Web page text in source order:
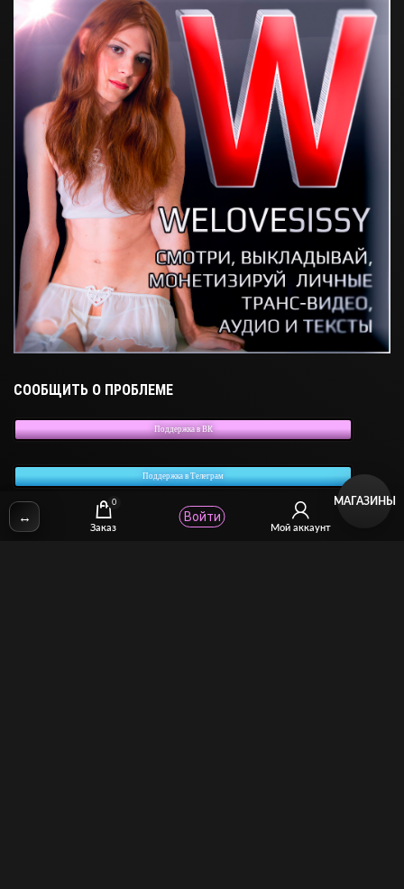
СООБЩИТЬ О ПРОБЛЕМЕ
Поддержка в ВК
Поддержка в Телеграм
✉Email: stcomhelp@gmail.com
↔
0
Заказ Мой аккаунт
Войти
МАГАЗИНЫ